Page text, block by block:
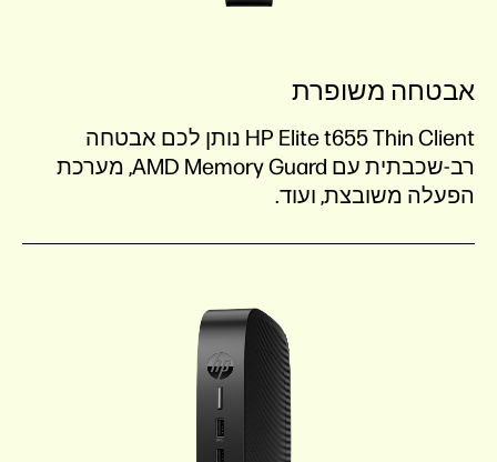
אבטחה משופרת
HP Elite t655 Thin Client נותן לכם אבטחה
רב-שכבתית עם AMD Memory Guard, מערכת
הפעלה משובצת, ועוד.